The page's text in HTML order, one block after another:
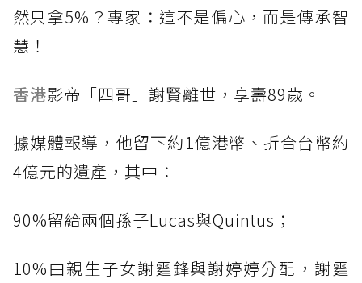
然只拿5%？專家：這不是偏心，而是傳承智
慧！
香港影帝「四哥」謝賢離世，享壽89歲。
據媒體報導，他留下約1億港幣、折合台幣約
4億元的遺產，其中：
90%留給兩個孫子Lucas與Quintus；
10%由親生子女謝霆鋒與謝婷婷分配，謝霆